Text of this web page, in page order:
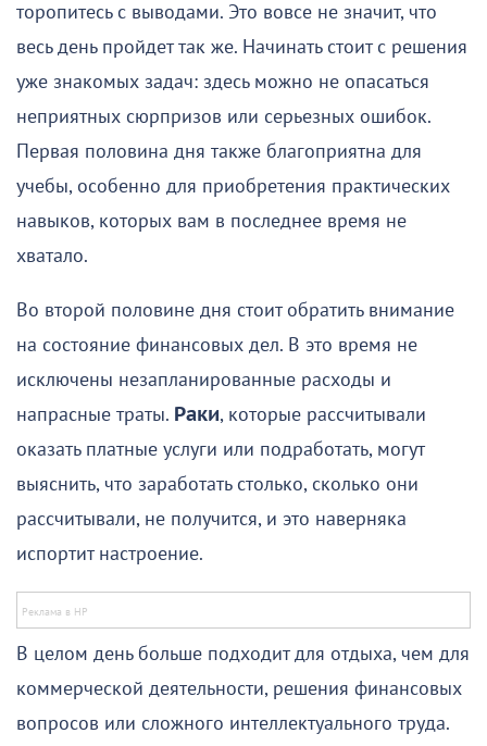
торопитесь с выводами. Это вовсе не значит, что
весь день пройдет так же. Начинать стоит с решения
уже знакомых задач: здесь можно не опасаться
неприятных сюрпризов или серьезных ошибок.
Первая половина дня также благоприятна для
учебы, особенно для приобретения практических
навыков, которых вам в последнее время не
хватало.
Во второй половине дня стоит обратить внимание
на состояние финансовых дел. В это время не
исключены незапланированные расходы и
напрасные траты. Раки, которые рассчитывали
оказать платные услуги или подработать, могут
выяснить, что заработать столько, сколько они
рассчитывали, не получится, и это наверняка
испортит настроение.
В целом день больше подходит для отдыха, чем для
коммерческой деятельности, решения финансовых
вопросов или сложного интеллектуального труда.